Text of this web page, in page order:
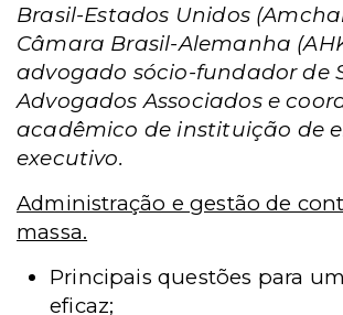
Brasil-Estados Unidos
Câmara Brasil-Alemanha
advogado sócio-fundador de
Advogados Associados e
acadêmico de instituição de
executivo.
Administração e gestão de
massa.
Principais questões para
eficaz;